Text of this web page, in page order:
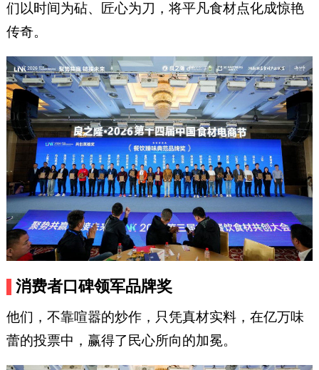
们以时间为砧、匠心为刀，将平凡食材点化成惊艳
传奇。
消费者口碑领军品牌奖
他们，不靠喧嚣的炒作，只凭真材实料，在亿万味
蕾的投票中，赢得了民心所向的加冕。